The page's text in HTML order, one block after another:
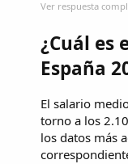
Ver respuesta
¿Cuál es
España
El salario
torno a los
los datos más